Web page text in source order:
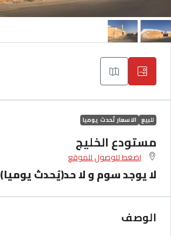
للبيع الاسعار تُحدث يوميا
مستودع الخليج
اضغط للوصول للموقع
لا يوجد سوم و لا حد(يُحدث يوميا)
الوصف